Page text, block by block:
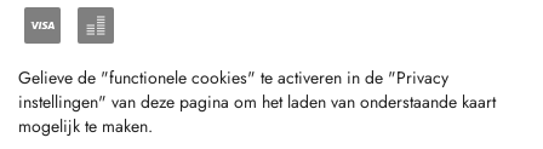
Gelieve de "functionele cookies" te activeren in de "Privacy
instellingen" van deze pagina om het laden van onderstaande kaart
mogelijk te maken.